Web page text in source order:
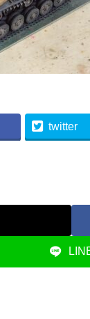
twitter